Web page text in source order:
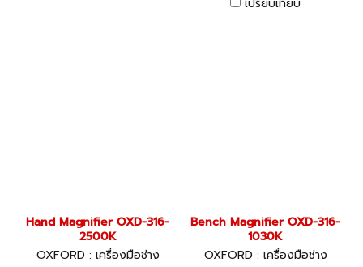
เปรียบเทียบ
Hand Magnifier OXD-316-
2500K
OXFORD : เครื่องมือช่าง
Bench Magnifier OXD-316-
1030K
OXFORD : เครื่องมือช่าง